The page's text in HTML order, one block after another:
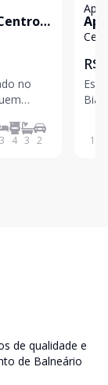
no
2
3 4 3 2
R$
132
de qualidade e
de Balneário